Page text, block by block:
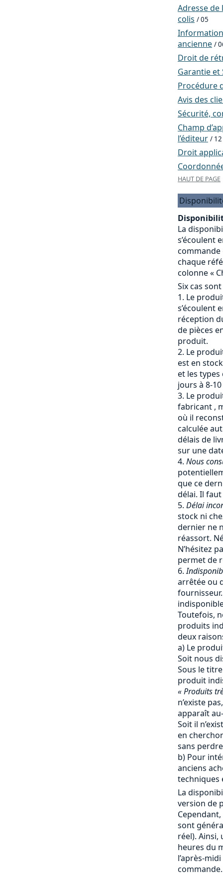
Adresse
colis / 05
ancienne /
Droit de
Garantie et
Procédure
Avis des
Sécurité,
Champ
l’éditeur / 12
Droit
HAUT DE PAGE
La
s’écoulent
commande
chaque
colonne «
Six cas
Le
s’écoulent
réception
de pièces
produit.
Le
est en
et les types
jours à 8-
Le
fabricant ,
où il
calculée
délais de
sur une
Nous
que ce
délai. Il
Délai
stock ni
dernier ne
réassort.
N’hésitez
permet de
arrêtée ou
Toutefois,
produits
deux
a) Le
Soit nous
Sous le
produit
« Produits
n’existe
apparaît
Soit il
en
sans
b) Pour
anciens
techniques
La
version de
sont
réel).
heures du
l’après-